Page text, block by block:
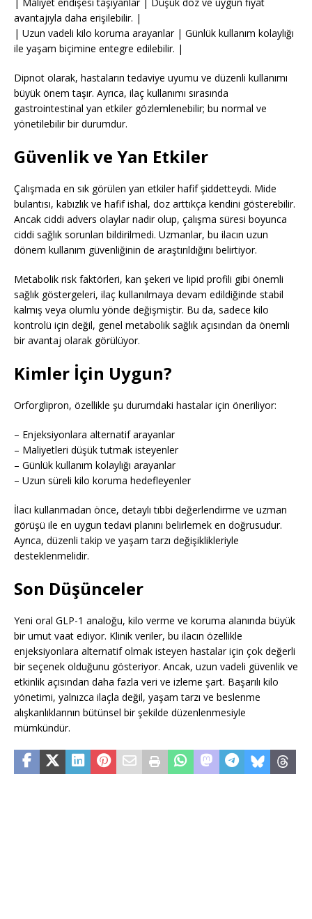
avantajıyla daha erişilebilir. |
| Uzun vadeli kilo koruma arayanlar | Günlük kullanım kolaylığı
ile yaşam biçimine entegre edilebilir. |
Dipnot olarak, hastaların tedaviye uyumu ve düzenli kullanımı
büyük önem taşır. Ayrıca, ilaç kullanımı sırasında
gastrointestinal yan etkiler gözlemlenebilir; bu normal ve
yönetilebilir bir durumdur.
Güvenlik ve Yan Etkiler
Çalışmada en sık görülen yan etkiler hafif şiddetteydi. Mide
bulantısı, kabızlık ve hafif ishal, doz arttıkça kendini gösterebilir.
Ancak ciddi advers olaylar nadir olup, çalışma süresi boyunca
ciddi sağlık sorunları bildirilmedi. Uzmanlar, bu ilacın uzun
dönem kullanım güvenliğinin de araştırıldığını belirtiyor.
Metabolik risk faktörleri, kan şekeri ve lipid profili gibi önemli
sağlık göstergeleri, ilaç kullanılmaya devam edildiğinde stabil
kalmış veya olumlu yönde değişmiştir. Bu da, sadece kilo
kontrolü için değil, genel metabolik sağlık açısından da önemli
bir avantaj olarak görülüyor.
Kimler İçin Uygun?
Orforglipron, özellikle şu durumdaki hastalar için öneriliyor:
– Enjeksiyonlara alternatif arayanlar
– Maliyetleri düşük tutmak isteyenler
– Günlük kullanım kolaylığı arayanlar
– Uzun süreli kilo koruma hedefleyenler
İlacı kullanmadan önce, detaylı tıbbi değerlendirme ve uzman
görüşü ile en uygun tedavi planını belirlemek en doğrusudur.
Ayrıca, düzenli takip ve yaşam tarzı değişiklikleriyle
desteklenmelidir.
Son Düşünceler
Yeni oral GLP-1 analoğu, kilo verme ve koruma alanında büyük
bir umut vaat ediyor. Klinik veriler, bu ilacın özellikle
enjeksiyonlara alternatif olmak isteyen hastalar için çok değerli
bir seçenek olduğunu gösteriyor. Ancak, uzun vadeli güvenlik ve
etkinlik açısından daha fazla veri ve izleme şart. Başarılı kilo
yönetimi, yalnızca ilaçla değil, yaşam tarzı ve beslenme
alışkanlıklarının bütünsel bir şekilde düzenlenmesiyle
mümkündür.